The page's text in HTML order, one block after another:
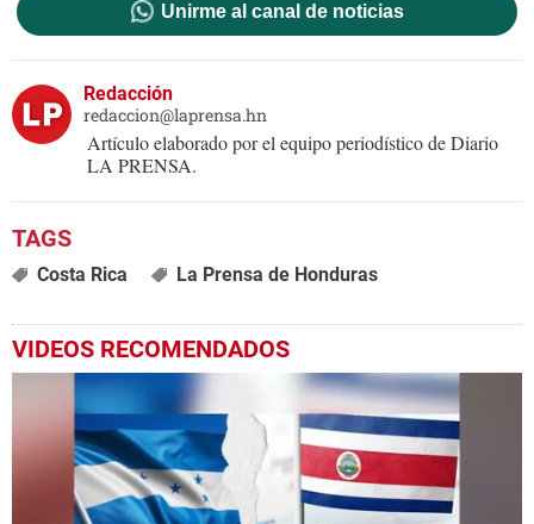
Unirme al canal de noticias
Redacción
redaccion@laprensa.hn
Artículo elaborado por el equipo periodístico de Diario
LA PRENSA.
Costa Rica La Prensa de Honduras
VIDEOS RECOMENDADOS